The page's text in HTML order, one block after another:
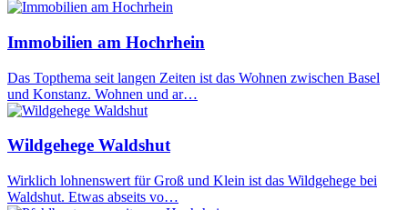
Immobilien am Hochrhein
Das Topthema seit langen Zeiten ist das Wohnen zwischen Basel
und Konstanz. Wohnen und ar…
Wildgehege Waldshut
Wirklich lohnenswert für Groß und Klein ist das Wildgehege bei
Waldshut. Etwas abseits vo…